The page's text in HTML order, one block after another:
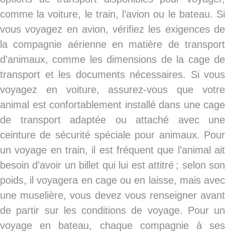
comme la voiture, le train, l’avion ou le bateau. Si
vous voyagez en avion, vérifiez les exigences de
la compagnie aérienne en matière de transport
d’animaux, comme les dimensions de la cage de
transport et les documents nécessaires. Si vous
voyagez en voiture, assurez-vous que votre
animal est confortablement installé dans une cage
de transport adaptée ou attaché avec une
ceinture de sécurité spéciale pour animaux. Pour
un voyage en train, il est fréquent que l’animal ait
besoin d’avoir un billet qui lui est attitré ; selon son
poids, il voyagera en cage ou en laisse, mais avec
une muselière, vous devez vous renseigner avant
de partir sur les conditions de voyage. Pour un
voyage en bateau, chaque compagnie à ses